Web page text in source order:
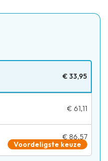
€ 33,95
€ 61,11
€ 86,57
Voordeligste keuze